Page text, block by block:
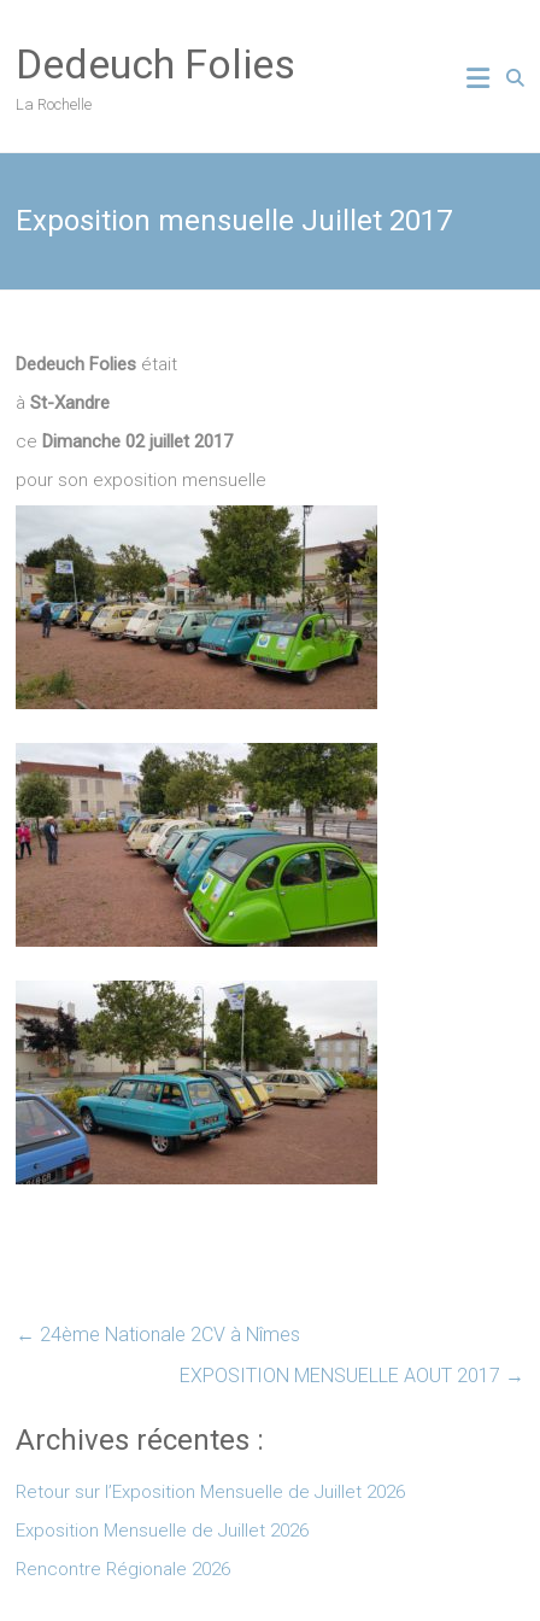
content
Dedeuch Folies
La Rochelle
Exposition mensuelle Juillet 2017
Dedeuch Folies était
àSt-Xandre
ce Dimanche 02 juillet 2017
pour son exposition mensuelle
← 24ème Nationale 2CV à Nîmes
EXPOSITION MENSUELLE AOUT 2017 →
Archives récentes :
Retour sur l’Exposition Mensuelle de Juillet 2026
Exposition Mensuelle de Juillet 2026
Rencontre Régionale 2026